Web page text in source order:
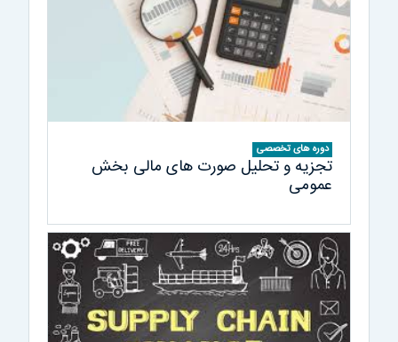
دوره های تخصصی
تجزیه و تحلیل صورت های مالی بخش
عمومی